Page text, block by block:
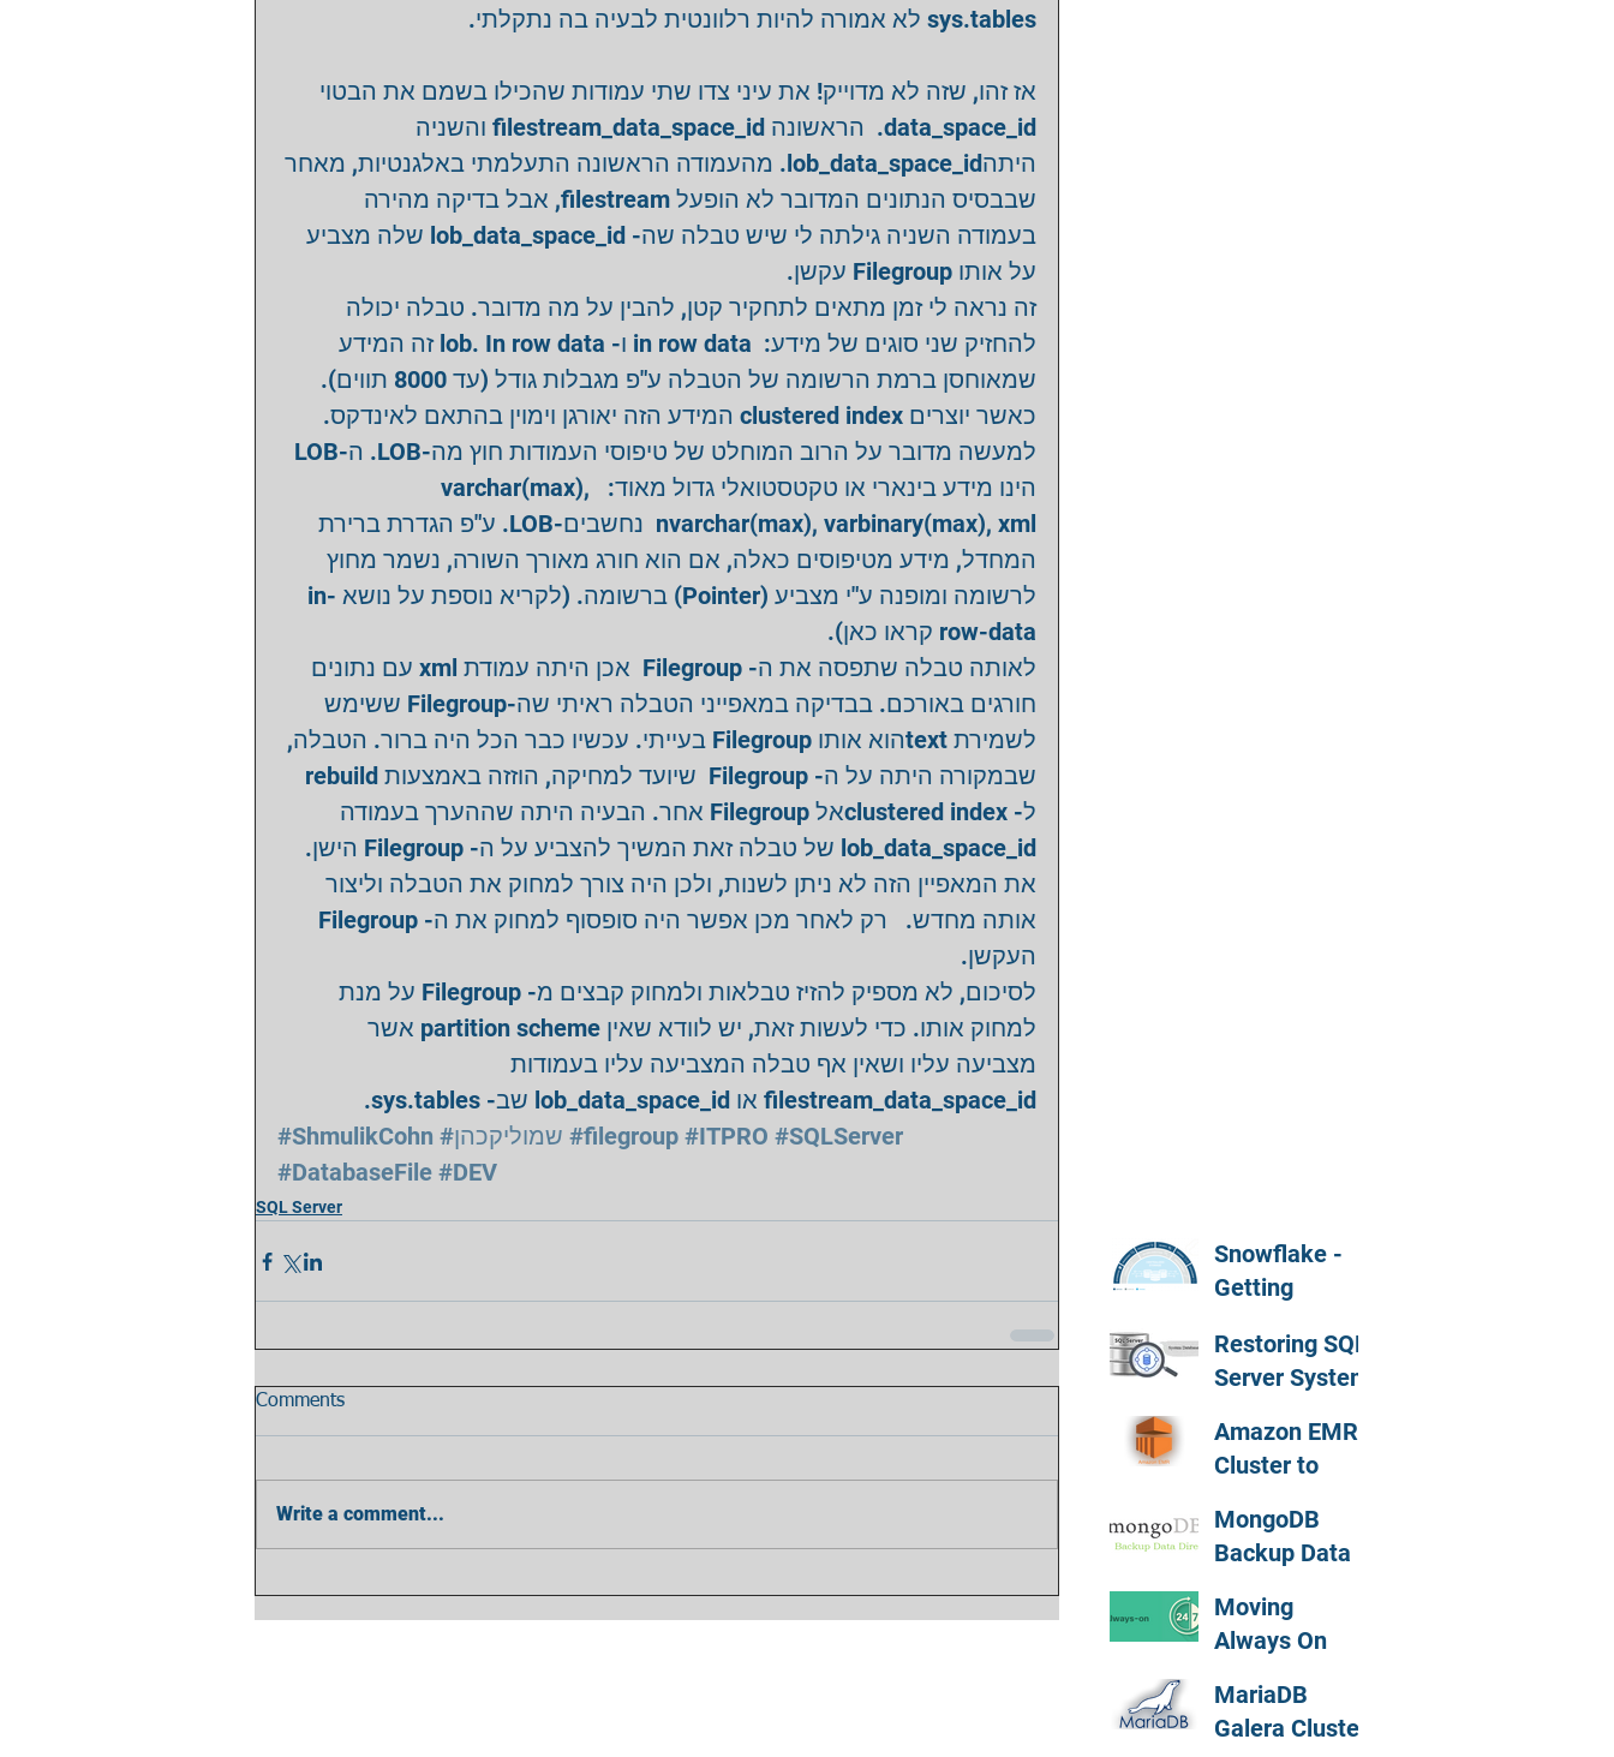
sys.tables לא אמורה להיות רלוונטית לבעיה בה נתקלתי.
אז זהו, שזה לא מדוייק! את עיני צדו שתי עמודות שהכילו בשמם את הבטוי
data_space_id.  הראשונה filestream_data_space_id והשניה
היתהlob_data_space_id. מהעמודה הראשונה התעלמתי באלגנטיות, מאחר
שבבסיס הנתונים המדובר לא הופעל filestream, אבל בדיקה מהירה
בעמודה השניה גילתה לי שיש טבלה שה- lob_data_space_id שלה מצביע
על אותו Filegroup עקשן.
זה נראה לי זמן מתאים לתחקיר קטן, להבין על מה מדובר. טבלה יכולה
להחזיק שני סוגים של מידע:  in row data ו- lob. In row data זה המידע
שמאוחסן ברמת הרשומה של הטבלה ע"פ מגבלות גודל (עד 8000 תווים).
כאשר יוצרים clustered index המידע הזה יאורגן וימוין בהתאם לאינדקס.
הינו מידע בינארי או טקטסטואלי גדול מאוד:  varchar(max),
nvarchar(max), varbinary(max), xml  נחשבים-LOB. ע"פ הגדרת ברירת
המחדל, מידע מטיפוסים כאלה, אם הוא חורג מאורך השורה, נשמר מחוץ
לרשומה ומופנה ע"י מצביע (Pointer) ברשומה. (לקריא נוספת על נושא in-
row-data קראו כאן).
לאותה טבלה שתפסה את ה- Filegroup  אכן היתה עמודת xml עם נתונים
חורגים באורכם. בבדיקה במאפייני הטבלה ראיתי שה-Filegroup ששימש
לשמירת textהוא אותו Filegroup בעייתי. עכשיו כבר הכל היה ברור. הטבלה,
ל- clustered indexאל Filegroup אחר. הבעיה היתה שההערך בעמודה
lob_data_space_id של טבלה זאת המשיך להצביע על ה- Filegroup הישן.
את המאפיין הזה לא ניתן לשנות, ולכן היה צורך למחוק את הטבלה וליצור
העקשן.
לסיכום, לא מספיק להזיז טבלאות ולמחוק קבצים מ- Filegroup על מנת
למחוק אותו. כדי לעשות זאת, יש לוודא שאין partition scheme אשר
מצביעה עליו ושאין אף טבלה המצביעה עליו בעמודות
filestream_data_space_id או lob_data_space_id שב- sys.tables.
#ShmulikCohn
#שמוליקכהן #filegroup #ITPRO #SQLServer
#DatabaseFile #DEV
SQL Server
Comments
Write a comment...
Snowflake -
Getting
Restoring SQL
Server System
Amazon EMR
Cluster to
Partitioned
Data - Quickly
and Simply !
MongoDB
Backup Data
Moving
Always On
Restarting
SQL
MariaDB
Galera Cluster